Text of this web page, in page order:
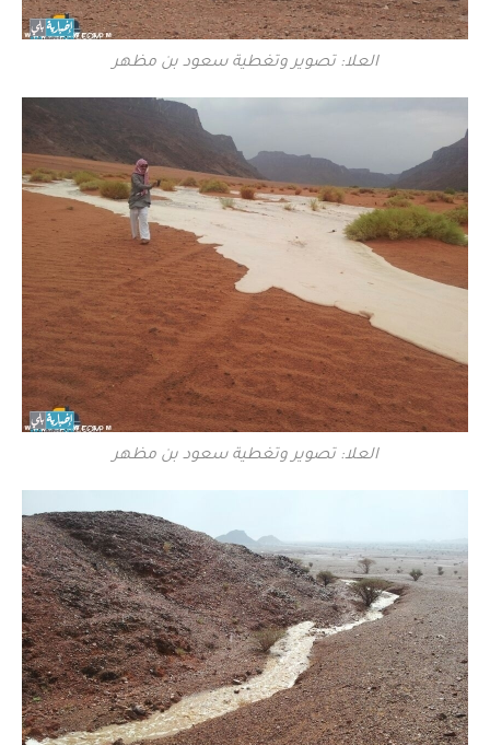
العلا: تصوير وتغطية سعود بن مظهر
العلا: تصوير وتغطية سعود بن مظهر